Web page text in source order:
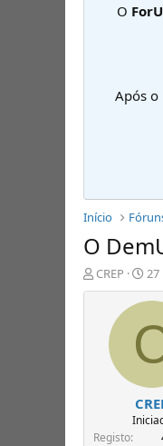
O
Após o
Início
O
I
n
e
CREP
D
a
t
a
e
n
í
c
27
Registo